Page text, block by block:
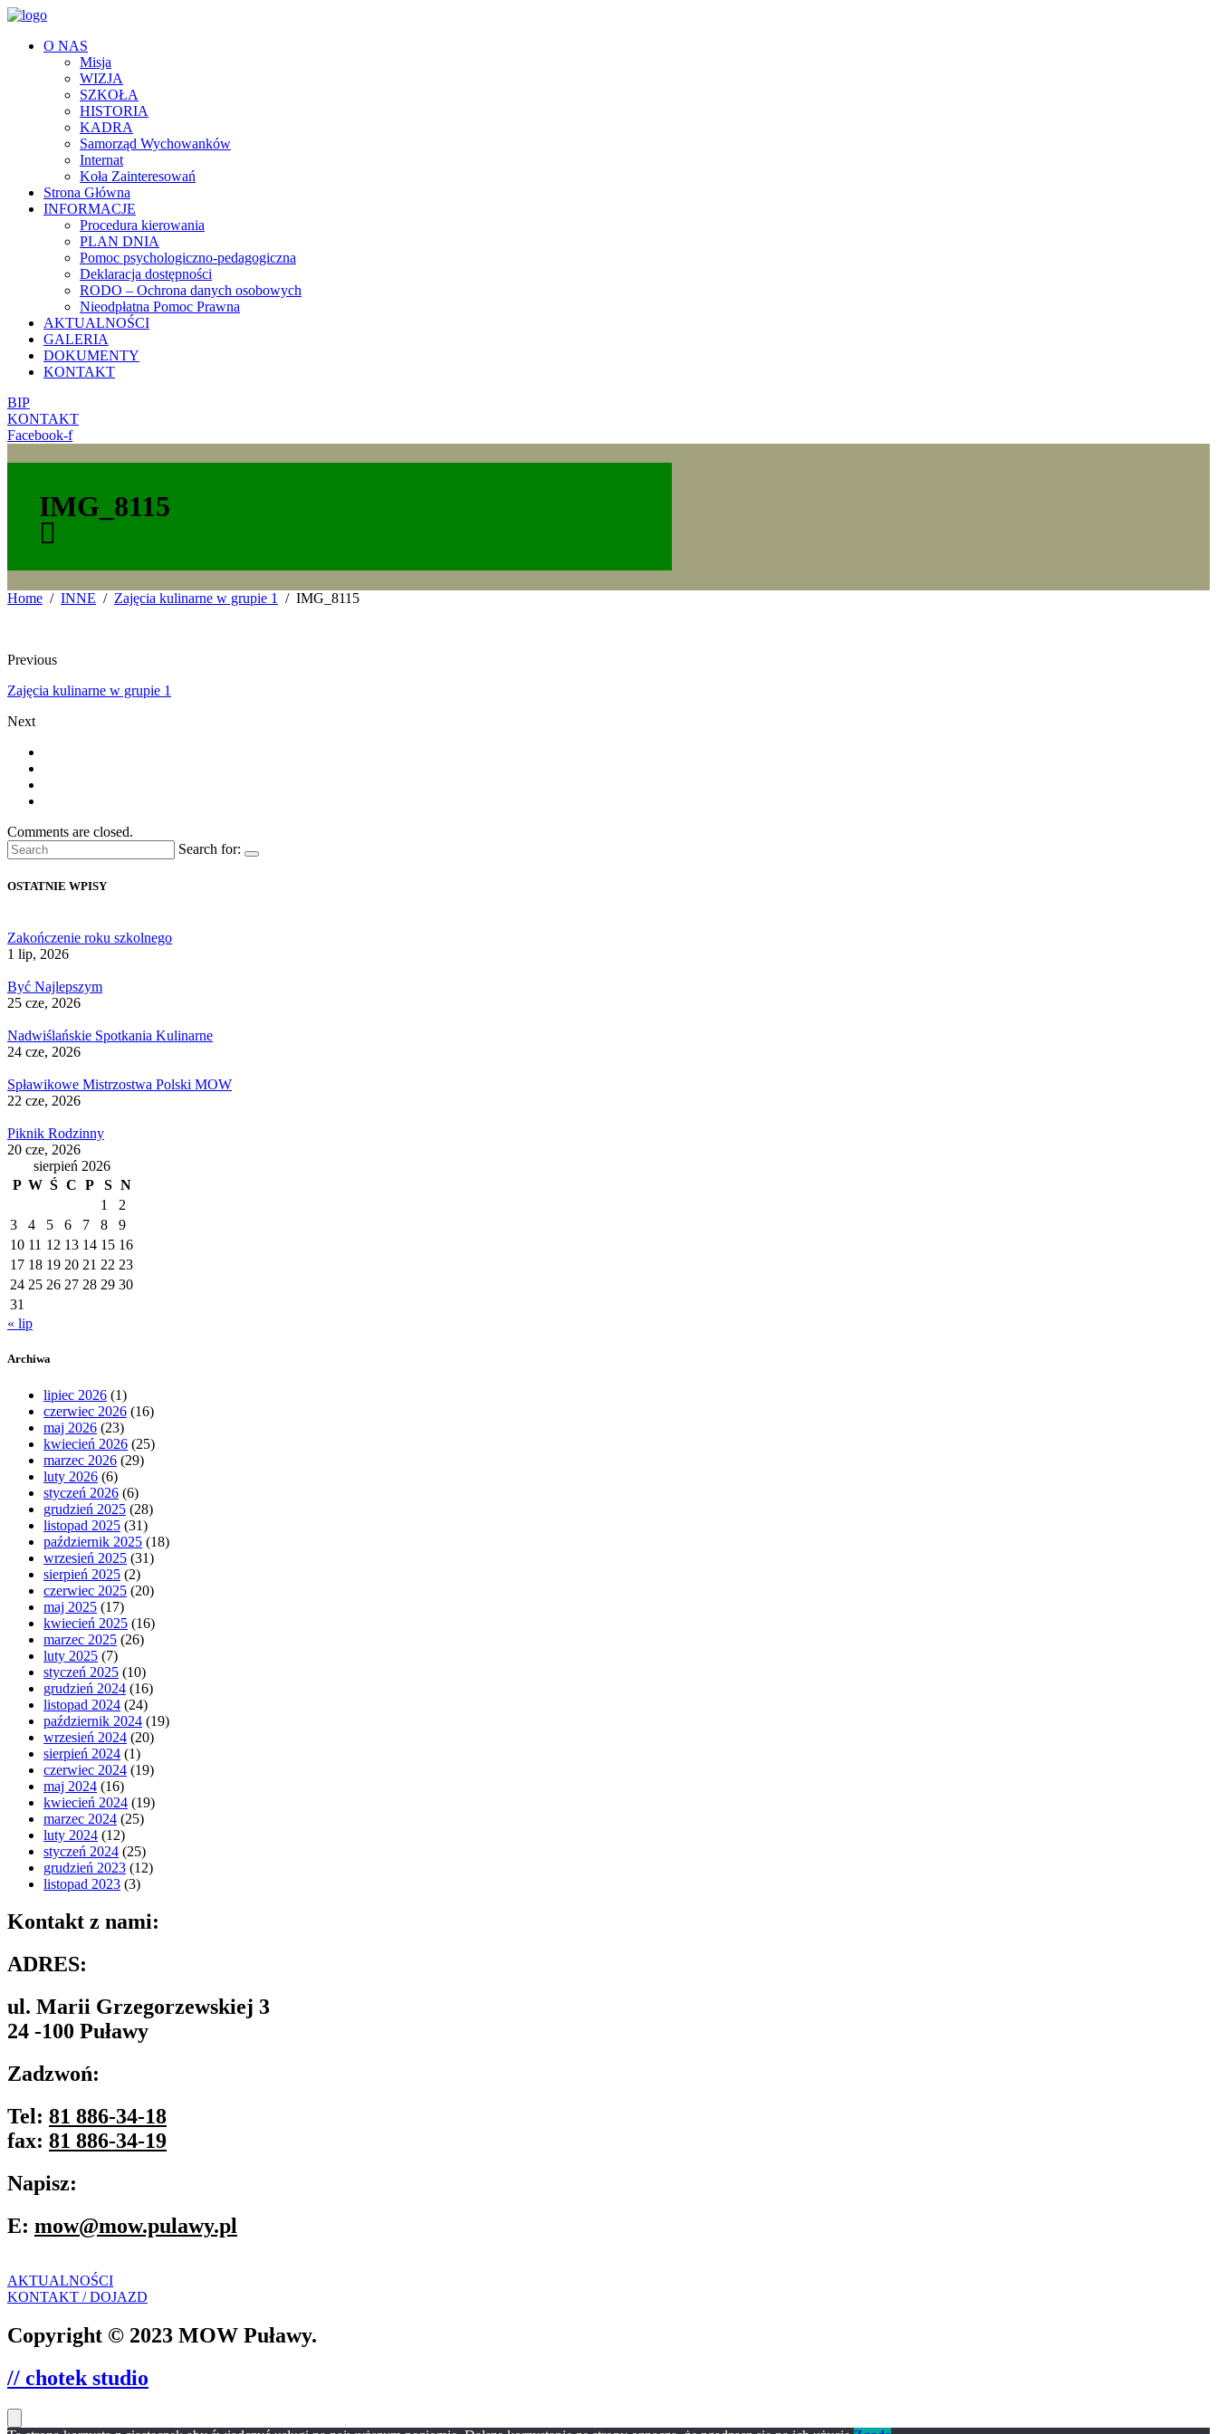
O NAS
Misja
WIZJA
SZKOŁA
HISTORIA
KADRA
Samorząd Wychowanków
Internat
Koła Zainteresowań
Strona Główna
INFORMACJE
Procedura kierowania
PLAN DNIA
Pomoc psychologiczno-pedagogiczna
Deklaracja dostępności
RODO – Ochrona danych osobowych
Nieodpłatna Pomoc Prawna
AKTUALNOŚCI
GALERIA
DOKUMENTY
KONTAKT
BIP
KONTAKT
Facebook-f
IMG_8115
Home INNE Zajęcia kulinarne w grupie 1 IMG_8115
Previous
Zajęcia kulinarne w grupie 1
Next
Comments are closed.
Search for:
OSTATNIE WPISY
Zakończenie roku szkolnego
1 lip, 2026
Być Najlepszym
25 cze, 2026
Nadwiślańskie Spotkania Kulinarne
24 cze, 2026
Spławikowe Mistrzostwa Polski MOW
22 cze, 2026
Piknik Rodzinny
20 cze, 2026
sierpień 2026
P W Ś C P S N
1
2
3
4 5 6 7 8
9
10 11 12 13 14 15 16
17 18 19 20 21 22 23
24 25 26 27 28 29 30
31
« lip
Archiwa
lipiec 2026 (1)
czerwiec 2026 (16)
maj 2026 (23)
kwiecień 2026 (25)
marzec 2026 (29)
luty 2026 (6)
styczeń 2026 (6)
grudzień 2025 (28)
listopad 2025 (31)
październik 2025 (18)
wrzesień 2025 (31)
sierpień 2025 (2)
czerwiec 2025 (20)
maj 2025 (17)
kwiecień 2025 (16)
marzec 2025 (26)
luty 2025 (7)
styczeń 2025 (10)
grudzień 2024 (16)
listopad 2024 (24)
październik 2024 (19)
wrzesień 2024 (20)
sierpień 2024 (1)
czerwiec 2024 (19)
maj 2024 (16)
kwiecień 2024 (19)
marzec 2024 (25)
luty 2024 (12)
styczeń 2024 (25)
grudzień 2023 (12)
listopad 2023 (3)
Kontakt z nami:
ADRES:
ul. Marii Grzegorzewskiej 3
24 -100 Puławy
Zadzwoń:
Tel: 81 886-34-18
fax: 81 886-34-19
Napisz:
E: mow@mow.pulawy.pl
AKTUALNOŚCI
KONTAKT / DOJAZD
Copyright © 2023 MOW Puławy.
// chotek studio